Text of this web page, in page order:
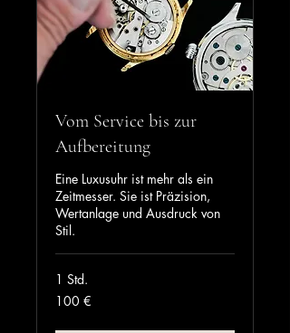
Vom Service bis zur
Aufbereitung
Eine Luxusuhr ist mehr als ein
Zeitmesser. Sie ist Präzision,
Wertanlage und Ausdruck von
Stil.
1 Std.
100
Euro
100 €